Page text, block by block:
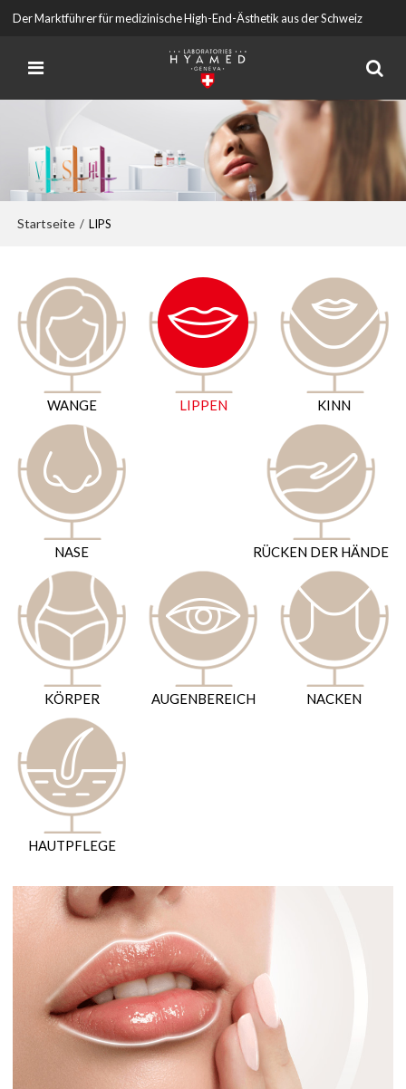
Der Marktführer für medizinische High-End-Ästhetik aus der Schweiz
Startseite / LIPS
WANGE LIPPEN KINN
NASE RÜCKEN DER HÄNDE
KÖRPER AUGENBEREICH NACKEN
HAUTPFLEGE